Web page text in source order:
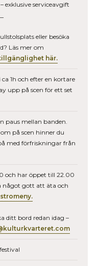
exklusive serviceavgift
eller besöka
Läs mer om
här.
1h och efter en kortare
upp på scen för ett set
paus mellan banden.
på scen hinner du
med förfriskningar från
och har öppet till 22.00
något gott att äta och
ditt bord redan idag –